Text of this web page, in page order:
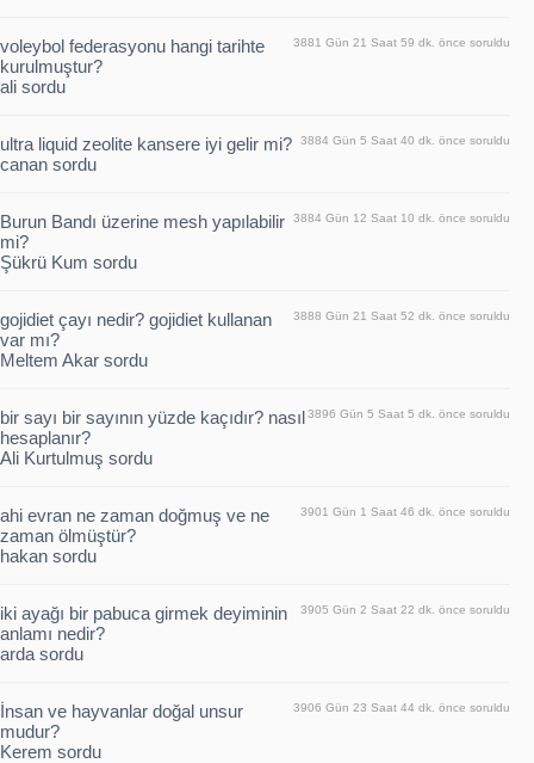
3881 Gün 21 Saat 59 dk. önce soruldu
voleybol federasyonu hangi tarihte
kurulmuştur?
ali sordu
3884 Gün 5 Saat 40 dk. önce soruldu
ultra liquid zeolite kansere iyi gelir mi?
canan sordu
3884 Gün 12 Saat 10 dk. önce soruldu
Burun Bandı üzerine mesh yapılabilir
mi?
Şükrü Kum sordu
3888 Gün 21 Saat 52 dk. önce soruldu
gojidiet çayı nedir? gojidiet kullanan
var mı?
Meltem Akar sordu
3896 Gün 5 Saat 5 dk. önce soruldu
bir sayı bir sayının yüzde kaçıdır? nasıl
hesaplanır?
Ali Kurtulmuş sordu
3901 Gün 1 Saat 46 dk. önce soruldu
ahi evran ne zaman doğmuş ve ne
zaman ölmüştür?
hakan sordu
3905 Gün 2 Saat 22 dk. önce soruldu
iki ayağı bir pabuca girmek deyiminin
anlamı nedir?
arda sordu
3906 Gün 23 Saat 44 dk. önce soruldu
İnsan ve hayvanlar doğal unsur
mudur?
Kerem sordu